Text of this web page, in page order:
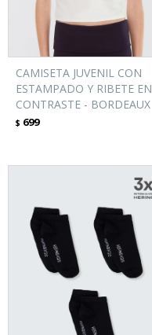
CAMISETA JUVENIL CON
ESTAMPADO Y RIBETE EN
CONTRASTE - BORDEAUX
$ 699